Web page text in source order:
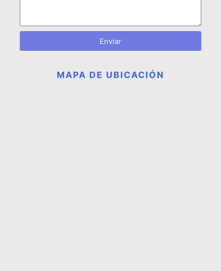
Enviar
MAPA DE UBICACIÓN